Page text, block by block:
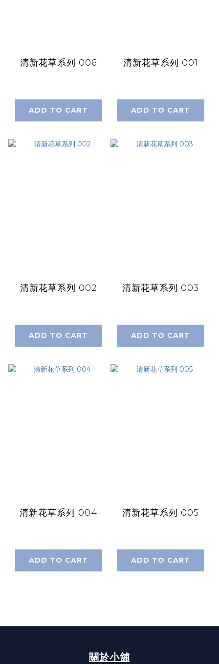
清新花草系列 006
ADD TO CART
清新花草系列 001
ADD TO CART
清新花草系列 002
ADD TO CART
清新花草系列 003
ADD TO CART
清新花草系列 004
ADD TO CART
清新花草系列 005
ADD TO CART
關於小舖